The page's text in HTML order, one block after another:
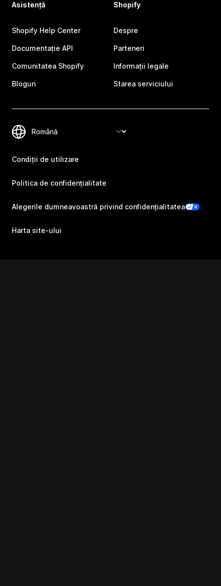
Asistență
Shopify Help Center
Documentație API
Comunitatea Shopify
Bloguri
Shopify
Despre
Parteneri
Informații legale
Starea serviciului
Condiții de utilizare
Politica de confidențialitate
Alegerile dumneavoastră privind confidențialitatea
Harta site-ului